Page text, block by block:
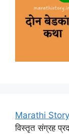
Marathi Story
विस्तृत संग्रह